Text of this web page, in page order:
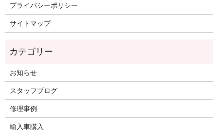
プライバシーポリシー
サイトマップ
お知らせ
スタッフブログ
修理事例
輸入車購入